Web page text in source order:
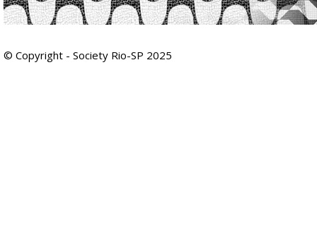
© Copyright - Society Rio-SP 2025